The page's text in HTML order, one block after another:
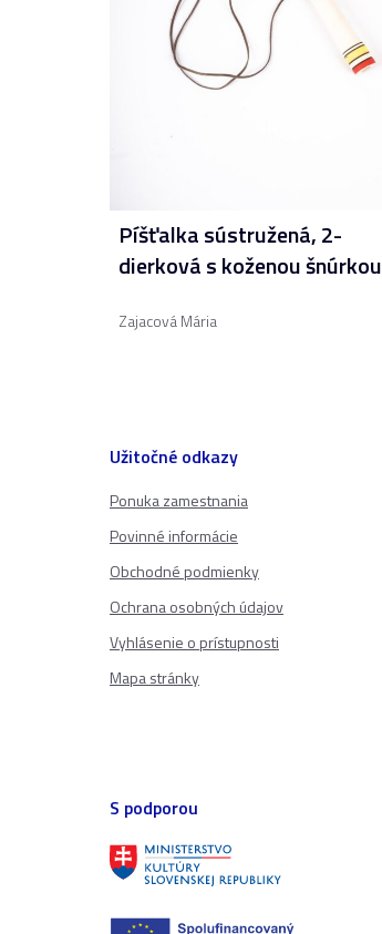
Píšťalka sústružená, 2-
dierková s koženou šnúrkou
Zajacová Mária
Užitočné odkazy
Ponuka zamestnania
Povinné informácie
Obchodné podmienky
Ochrana osobných údajov
Vyhlásenie o prístupnosti
Mapa stránky
S podporou